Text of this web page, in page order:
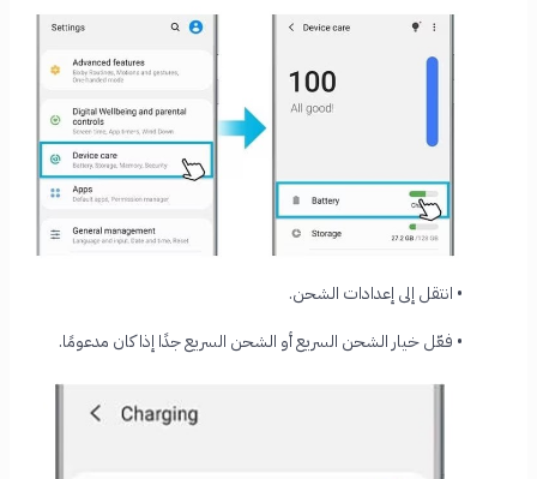
• انتقل إلى إعدادات الشحن.
• فعّل خيار الشحن السريع أو الشحن السريع جدًا إذا كان مدعومًا.